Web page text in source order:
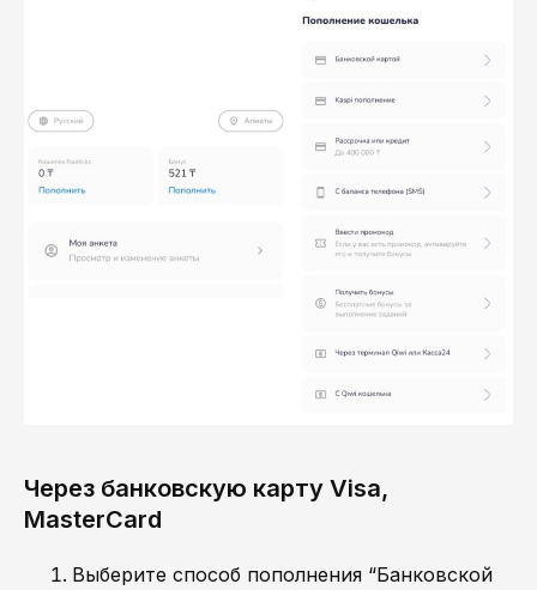
Через банковскую карту Visa,
MasterCard
Выберите способ пополнения “Банковской